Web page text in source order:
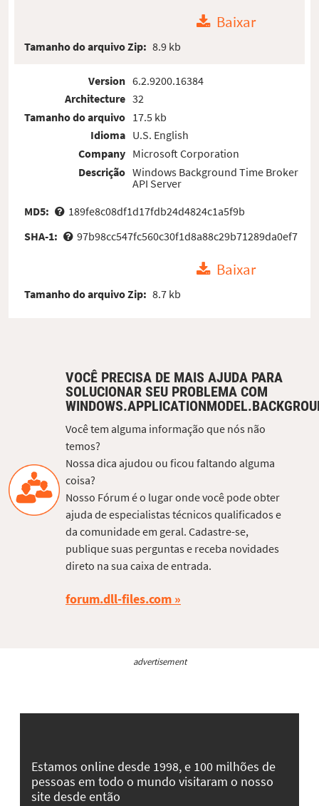
Baixar
Tamanho do arquivo Zip: 8.9 kb
Version
Architecture
Tamanho do arquivo
Idioma
Company
Descrição
6.2.9200.16384
32
17.5 kb
U.S. English
Microsoft Corporation
Windows Background Time Broker
API Server
MD5:
189fe8c08df1d17fdb24d4824c1a5f9b
SHA-1:
97b98cc547fc560c30f1d8a88c29b71289da0ef7
Baixar
Tamanho do arquivo Zip: 8.7 kb
VOCÊ PRECISA DE MAIS AJUDA PARA
SOLUCIONAR SEU PROBLEMA COM
Você tem alguma informação que nós não
temos?
Nossa dica ajudou ou ficou faltando alguma
coisa?
Nosso Fórum é o lugar onde você pode obter
ajuda de especialistas técnicos qualificados e
da comunidade em geral. Cadastre-se,
publique suas perguntas e receba novidades
direto na sua caixa de entrada.
forum.dll-files.com
advertisement
Estamos online desde 1998, e 100 milhões de
pessoas em todo o mundo visitaram o nosso
site desde então